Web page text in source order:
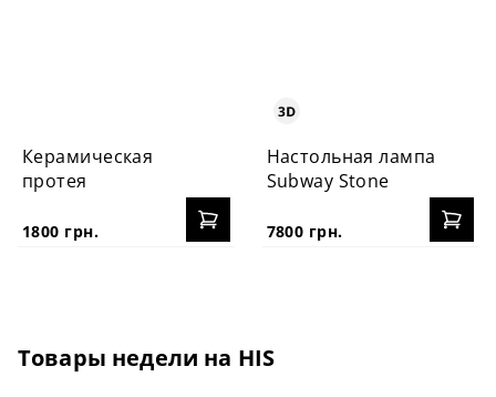
Керамическая
протея
1800 грн.
Настольная лампа
Subway Stone
7800 грн.
Товары недели на HIS